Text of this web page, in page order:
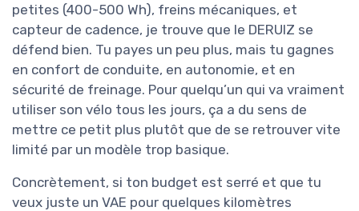
petites (400-500 Wh), freins mécaniques, et
capteur de cadence, je trouve que le DERUIZ se
défend bien. Tu payes un peu plus, mais tu gagnes
en confort de conduite, en autonomie, et en
sécurité de freinage. Pour quelqu’un qui va vraiment
utiliser son vélo tous les jours, ça a du sens de
mettre ce petit plus plutôt que de se retrouver vite
limité par un modèle trop basique.
Concrètement, si ton budget est serré et que tu
veux juste un VAE pour quelques kilomètres